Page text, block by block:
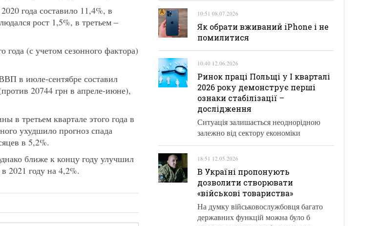
года составило 11,4%, в
рост 1,5%, в третьем –
(с учетом сезонного фактора)
в июле-сентябре составил
20744 грн в апреле-июне),
в третьем квартале этого года в
ухудшило прогноз спада
в 5,2%.
ближе к концу году улучшил
2021 году на 4,2%.
10:51 08.07.2026
Як обрати вживаний iPhone і не
помилитися
10:40 12.06.2026
Ринок праці Польщі у І кварталі
2026 року демонструє перші
ознаки стабілізації –
дослідження
Ситуація залишається неоднорідною
залежно від сектору економіки
18:51 12.05.2026
В Україні пропонують
дозволити створювати
«військові товариства»
На думку військовослужбовця багато
державних функцій можна було б